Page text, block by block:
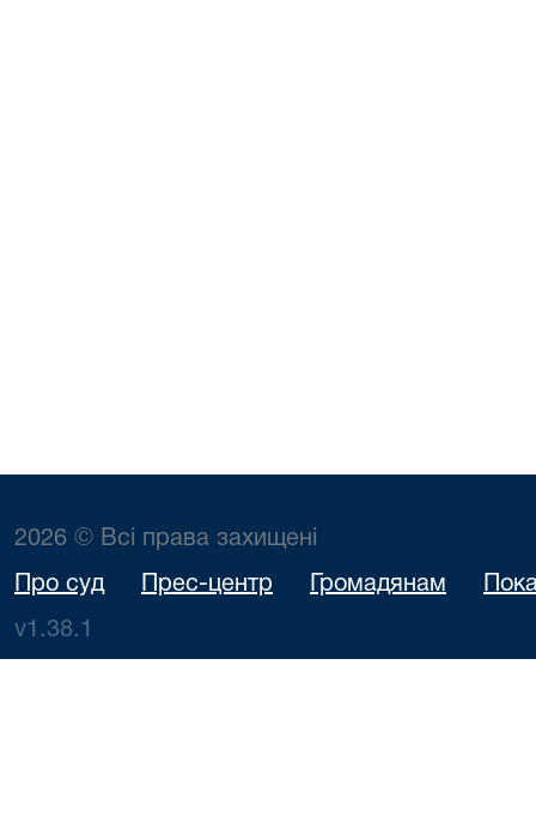
2026 © Всі права захищені
Про суд Прес-центр Громадянам
v1.38.1